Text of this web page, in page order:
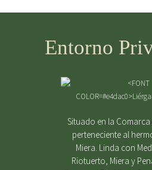
Entorno
Situado en la Comarca
perteneciente al
Miera. Linda con
Riotuerto, Miera y